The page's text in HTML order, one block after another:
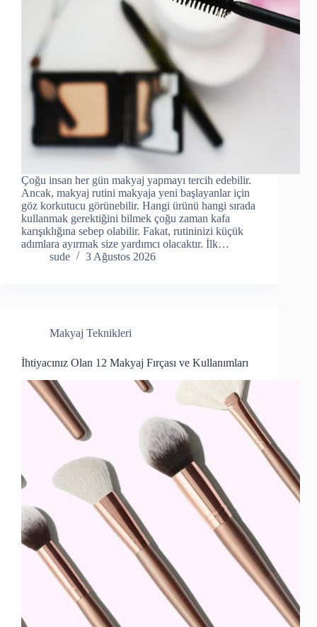
Çoğu insan her gün makyaj yapmayı tercih edebilir.
Ancak, makyaj rutini makyaja yeni başlayanlar için
göz korkutucu görünebilir. Hangi ürünü hangi sırada
kullanmak gerektiğini bilmek çoğu zaman kafa
karışıklığına sebep olabilir. Fakat, rutininizi küçük
adımlara ayırmak size yardımcı olacaktır. İlk…
sude
3 Ağustos 2026
Makyaj Teknikleri
İhtiyacınız Olan 12 Makyaj Fırçası ve Kullanımları